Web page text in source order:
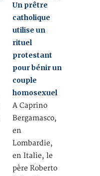
Un prêtre
catholique
utilise un
rituel
protestant
pour bénir un
couple
homosexuel
A Caprino
Bergamasco,
en
Lombardie,
en Italie, le
père Roberto